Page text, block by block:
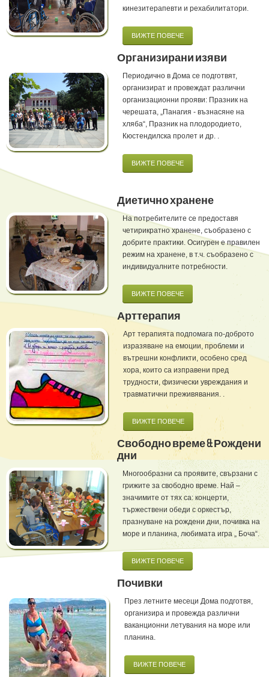
кинезитерапевти и рехабилитатори.
ВИЖТЕ ПОВЕЧЕ
Организирани изяви
Периодично в Дома се подготвят,
организират и провеждат различни
организационни прояви: Празник на
черешата, „Панагия - възнасяне на
хляба“, Празник на плодородието,
Кюстендилска пролет и др. .
ВИЖТЕ ПОВЕЧЕ
Диетично хранене
На потребителите се предоставя
четирикратно хранене, съобразено с
добрите практики. Осигурен е правилен
режим на хранене, в т.ч. съобразено с
индивидуалните потребности.
ВИЖТЕ ПОВЕЧЕ
Арттерапия
Арт терапията подпомага по-доброто
изразяване на емоции, проблеми и
вътрешни конфликти, особено сред
хора, които са изправени пред
трудности, физически увреждания и
травматични преживявания. .
ВИЖТЕ ПОВЕЧЕ
Свободно време & Рождени
дни
Многообразни са проявите, свързани с
грижите за свободно време. Най –
значимите от тях са: концерти,
тържествени обеди с оркестър,
празнуване на рождени дни, почивка на
море и планина, любимата игра „ Боча“.
ВИЖТЕ ПОВЕЧЕ
Почивки
През летните месеци Дома подготвя,
организира и провежда различни
ваканционни летувания на море или
планина.
ВИЖТЕ ПОВЕЧЕ